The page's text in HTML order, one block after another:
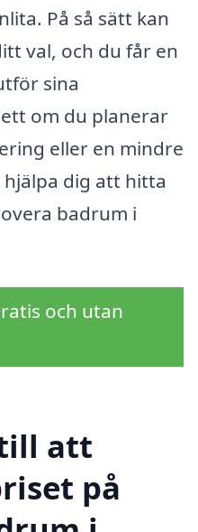
På så sätt kan
val, och du får en
sina
om du planerar
eller en mindre
dig att hitta
badrum i
och utan
att
på